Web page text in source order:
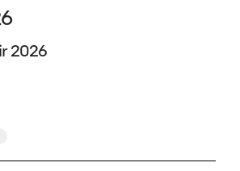
2026